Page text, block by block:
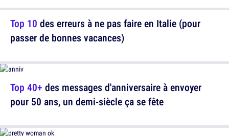
Top 40+ des messages d'anniversaire à envoyer
pour 50 ans, un demi-siècle ça se fête
Top 10 des erreurs à ne pas faire en Italie (pour
passer de bonnes vacances)